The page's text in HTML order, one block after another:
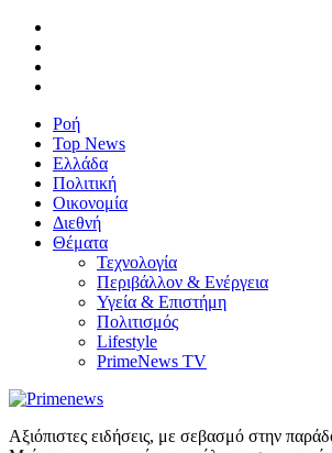
Ροή
Top News
Ελλάδα
Πολιτική
Οικονομία
Διεθνή
Θέματα
Τεχνολογία
Περιβάλλον & Ενέργεια
Υγεία & Επιστήμη
Πολιτισμός
Lifestyle
PrimeNews TV
Αξιόπιστες ειδήσεις, με σεβασμό στην